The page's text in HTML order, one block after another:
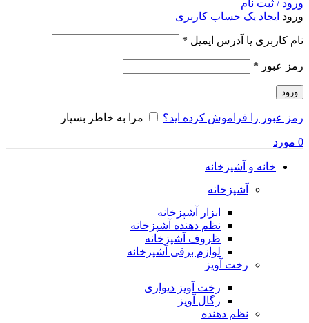
ورود / ثبت نام
ورود ایجاد یک حساب کاربری
نام کاربری یا آدرس ایمیل *
رمز عبور *
ورود
رمز عبور را فراموش کرده اید؟ مرا به خاطر بسپار
0 مورد
خانه و آشپزخانه
آشپزخانه
ابزار آشپزخانه
نظم دهنده آشپزخانه
ظروف آشپزخانه
لوازم برقی آشپزخانه
رخت آویز
رخت آویز دیواری
رگال آویز
نظم دهنده